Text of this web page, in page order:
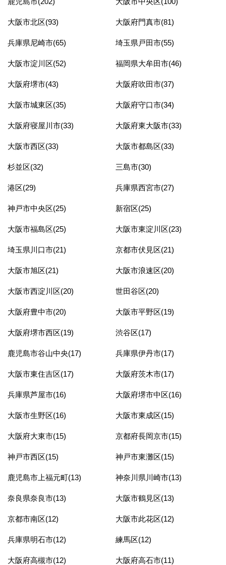
大阪市北区(93) 大阪府門真市(81)
兵庫県尼崎市(65) 埼玉県戸田市(55)
大阪市淀川区(52) 福岡県大牟田市(46)
大阪府堺市(43) 大阪府吹田市(37)
大阪市城東区(35) 大阪府守口市(34)
大阪府寝屋川市(33) 大阪府東大阪市(33)
大阪市西区(33) 大阪市都島区(33)
杉並区(32) 三島市(30)
港区(29) 兵庫県西宮市(27)
神戸市中央区(25) 新宿区(25)
大阪市福島区(25) 大阪市東淀川区(23)
埼玉県川口市(21) 京都市伏見区(21)
大阪市旭区(21) 大阪市浪速区(20)
大阪市西淀川区(20) 世田谷区(20)
大阪府豊中市(20) 大阪市平野区(19)
大阪府堺市西区(19) 渋谷区(17)
鹿児島市谷山中央(17) 兵庫県伊丹市(17)
大阪市東住吉区(17) 大阪府茨木市(17)
兵庫県芦屋市(16) 大阪府堺市中区(16)
大阪市生野区(16) 大阪市東成区(15)
大阪府大東市(15) 京都府長岡京市(15)
神戸市西区(15) 神戸市東灘区(15)
鹿児島市上福元町(13) 神奈川県川崎市(13)
奈良県奈良市(13) 大阪市鶴見区(13)
京都市南区(12) 大阪市此花区(12)
兵庫県明石市(12) 練馬区(12)
大阪府高槻市(12) 大阪府高石市(11)